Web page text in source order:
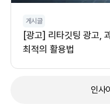
게시글
[광고] 리타깃팅 광고,
최적의 활용법
인사